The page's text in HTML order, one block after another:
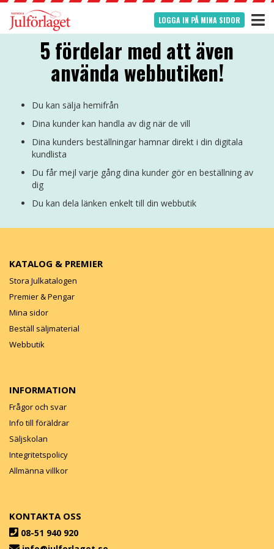
LOGGA IN PÅ MINA SIDOR
5 fördelar med att även
använda webbutiken!
Du kan sälja hemifrån
Dina kunder kan handla av dig när de vill
Dina kunders beställningar hamnar direkt i din digitala
kundlista
Du får mejl varje gång dina kunder gör en beställning av
dig
Du kan dela länken enkelt till din webbutik
KATALOG & PREMIER
Stora Julkatalogen
Premier & Pengar
Mina sidor
Beställ säljmaterial
Webbutik
INFORMATION
Frågor och svar
Info till föräldrar
Säljskolan
Integritetspolicy
Allmänna villkor
KONTAKTA OSS
08-51 940 920